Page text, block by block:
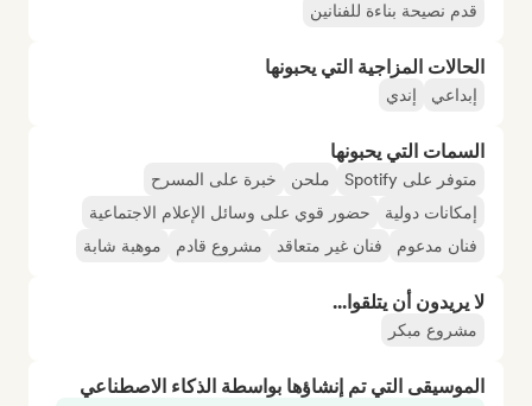
قدم نصيحة بناءة للفنانين
الحالات المزاجية التي يحبونها
إبداعي إندي
السمات التي يحبونها
متوفر على Spotify ملحن
خبرة على المسرح
إمكانات دولية
حضور قوي على وسائل الإعلام الاجتماعية
فنان مدعوم
فنان غير متعاقد مشروع قادم موهبة شابة
لا يريدون أن يتلقوا...
مشروع مبكر
الموسيقى التي تم إنشاؤها بواسطة الذكاء الاصطناعي